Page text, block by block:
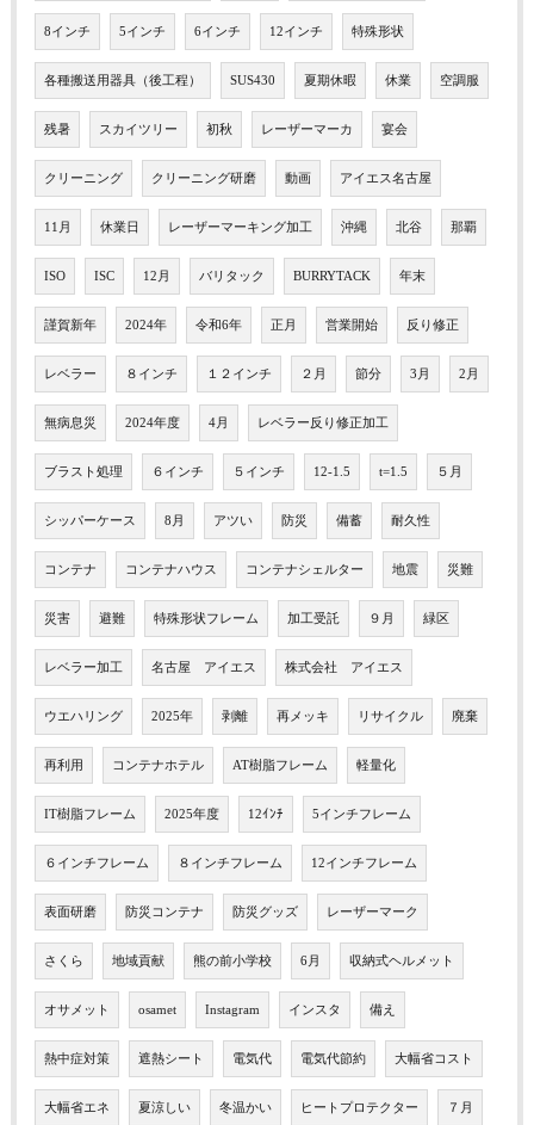
8インチ 5インチ 6インチ 12インチ 特殊形状
各種搬送用器具（後工程） SUS430 夏期休暇 休業 空調服
残暑 スカイツリー 初秋 レーザーマーカ 宴会
クリーニング クリーニング研磨 動画 アイエス名古屋
11月 休業日 レーザーマーキング加工 沖縄 北谷 那覇
ISO ISC 12月 バリタック BURRYTACK 年末
謹賀新年 2024年 令和6年 正月 営業開始 反り修正
レベラー ８インチ １２インチ ２月 節分 3月 2月
無病息災 2024年度 4月 レベラー反り修正加工
ブラスト処理 ６インチ ５インチ 12-1.5 t=1.5 ５月
シッパーケース 8月 アツい 防災 備蓄 耐久性
コンテナ コンテナハウス コンテナシェルター 地震 災難
災害 避難 特殊形状フレーム 加工受託 ９月 緑区
レベラー加工 名古屋 アイエス 株式会社 アイエス
ウエハリング 2025年 剥離 再メッキ リサイクル 廃棄
再利用 コンテナホテル AT樹脂フレーム 軽量化
IT樹脂フレーム 2025年度 12ｲﾝﾁ 5インチフレーム
６インチフレーム ８インチフレーム 12インチフレーム
表面研磨 防災コンテナ 防災グッズ レーザーマーク
さくら 地域貢献 熊の前小学校 6月 収納式ヘルメット
オサメット osamet Instagram インスタ 備え
熱中症対策 遮熱シート 電気代 電気代節約 大幅省コスト
大幅省エネ 夏涼しい 冬温かい ヒートプロテクター ７月